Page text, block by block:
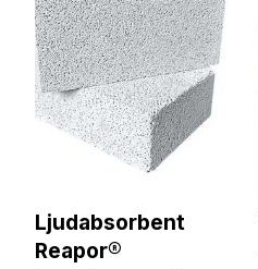
Ljudabsorbent
Reapor®